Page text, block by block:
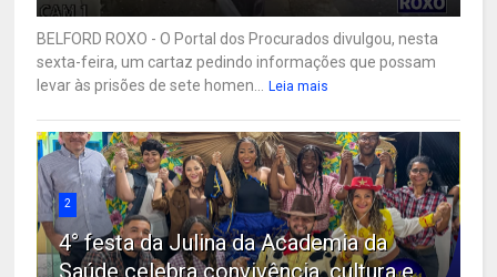
BELFORD ROXO - O Portal dos Procurados divulgou, nesta
sexta-feira, um cartaz pedindo informações que possam
levar às prisões de sete homen...
Leia mais
2
4° festa da Julina da Academia da
Saúde celebra convivência, cultura e